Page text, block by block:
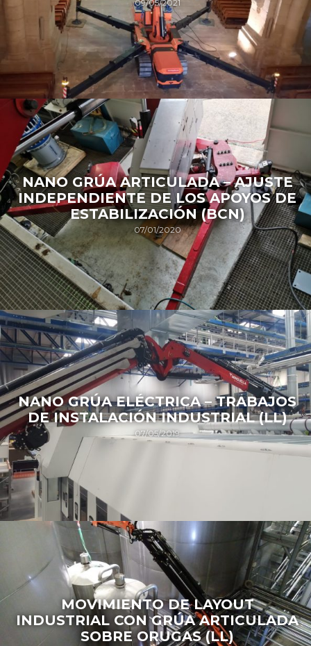
09/05/2021
NANO GRÚA ARTICULADA – AJUSTE
INDEPENDIENTE DE LOS APOYOS DE
ESTABILIZACIÓN (BCN)
07/01/2020
NANO GRÚA ELÉCTRICA – TRABAJOS
DE INSTALACIÓN INDUSTRIAL (LL)
07/05/2019
MOVIMIENTO DE LAYOUT
INDUSTRIAL CON GRÚA ARTICULADA
SOBRE ORUGAS (LL)